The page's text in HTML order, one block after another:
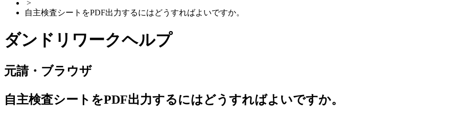
>
自主検査シートをPDF出力するにはどうすればよいですか。
ダンドリワークヘルプ
元請・ブラウザ
自主検査シートをPDF出力するにはどうすればよいですか。